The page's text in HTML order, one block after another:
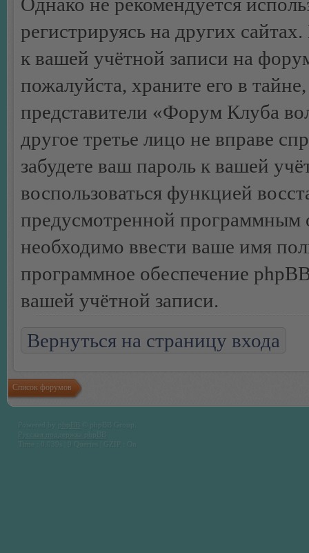
регистрируясь на других
к вашей учётной записи на
пожалуйста, храните его в
представители «Форум Клуба
другое третье лицо не вправе
забудете ваш пароль к вашей
воспользоваться функцией
предусмотренной программным
необходимо ввести ваше имя
программное обеспечение
вашей учётной записи.
Вернуться на страницу входа
Список форумов
Time : 0.039s | 9 Queries | GZIP : On